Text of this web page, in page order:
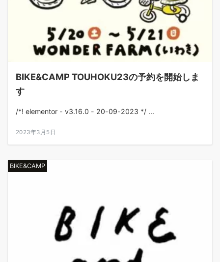
BIKE&CAMP TOUHOKU23の予約を開始しま
す
/*! elementor - v3.16.0 - 20-09-2023 */ ...
2023年3月5日
BIKE&CAMP